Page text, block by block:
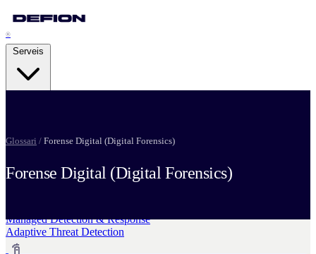
®
Strategic Resilience
Pentesting Services
Attack Readiness
Managed Detection & Response
Adaptive Threat Detection
Glossari / Forense Digital (Digital Forensics)
Forense Digital (Digital Forensics)